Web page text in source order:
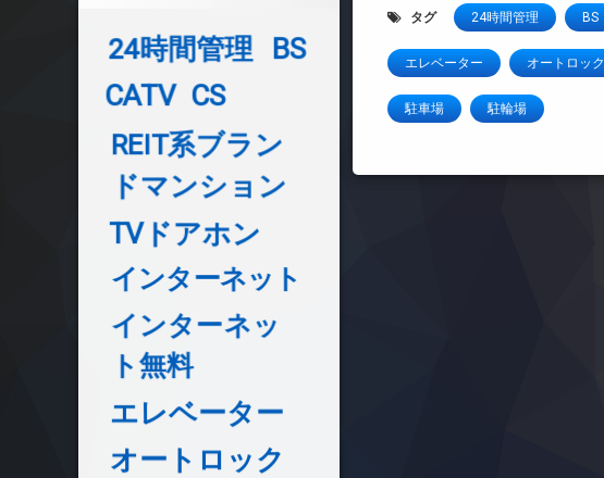
タグ 24時間管理 BS
エレベーター オートロック
駐車場 駐輪場
24時間管理
BS
CATV CS
REIT系ブラン
ドマンション
TVドアホン
インターネット
インターネッ
ト無料
エレベーター
オートロック